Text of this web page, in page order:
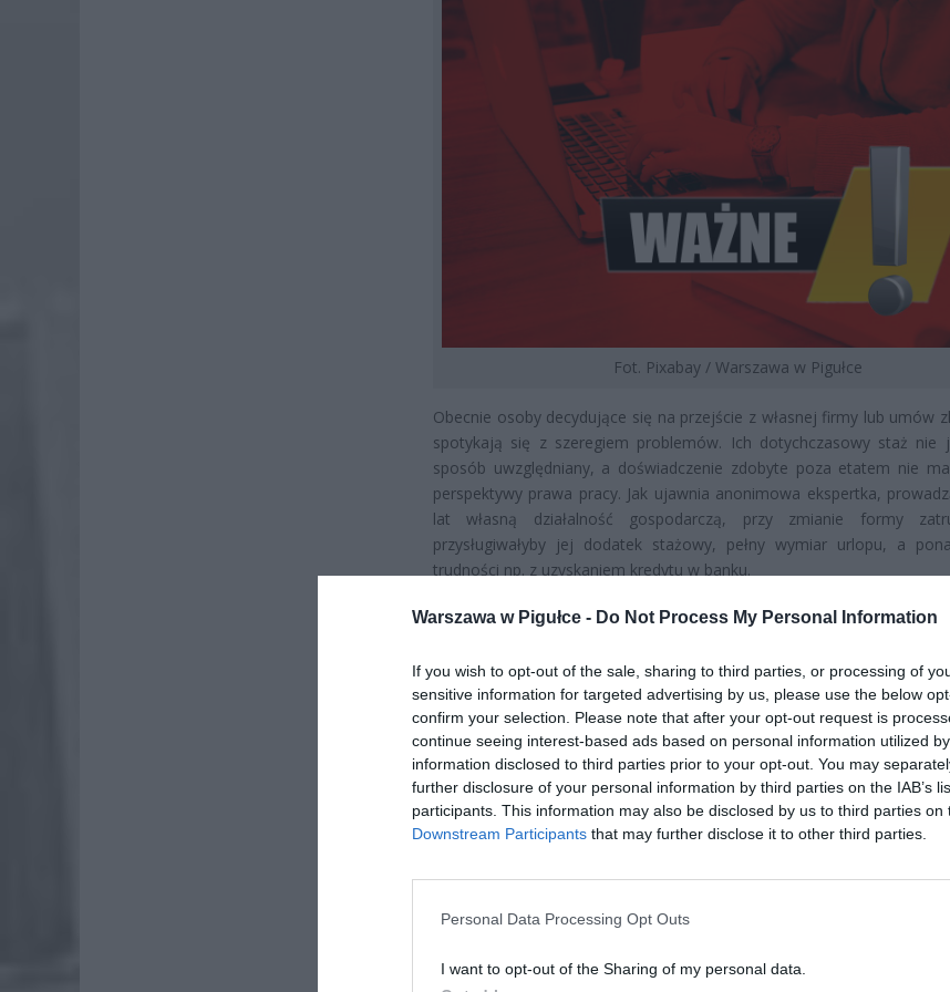
Warszawa w Pigułce - Do Not Process My Personal Information
If you wish to opt-out of the sale, sharing to third parties, or processing of
sensitive information for targeted advertising by us, please use the below
confirm your selection. Please note that after your opt-out request is
continue seeing interest-based ads based on personal information utilized
information disclosed to third parties prior to your opt-out. You may
further disclosure of your personal information by third parties on the IAB’s
participants. This information may also be disclosed by us to third parties on
Downstream Participants that may further disclose it to other third parties.
Personal Data Processing Opt Outs
I want to opt-out of the Sharing of my personal data.
Fot. Pixabay / Warszawa w Pigułce
Obecnie osoby decydujące się na przejście z własnej firmy lub umów
spotykają się z szeregiem problemów. Ich dotychczasowy staż nie
sposób uwzględniany, a doświadczenie zdobyte poza etatem nie
perspektywy prawa pracy. Jak ujawnia anonimowa ekspertka,
lat własną działalność gospodarczą, przy zmianie formy
przysługiwałyby jej dodatek stażowy, pełny wymiar urlopu, a
trudności np. z uzyskaniem kredytu w banku.
ad
ZOBACZ RÓWNIEŻ: